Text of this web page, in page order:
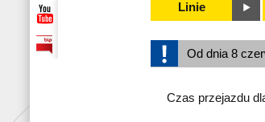
Linie
Od dnia 8
Czas przejazdu